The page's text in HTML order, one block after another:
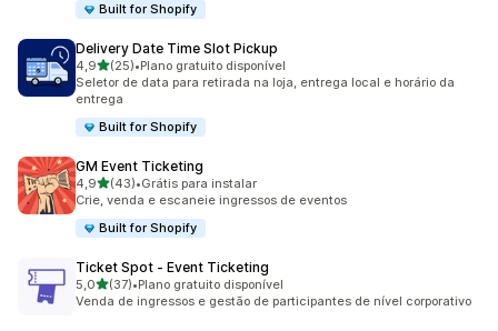
Built for Shopify
Delivery Date Time Slot Pickup
4,9de 5 estrelas
(25)
25 avaliações ao todo
•Plano gratuito disponível
Seletor de data para retirada na loja, entrega local e horário da
entrega
Built for Shopify
GM Event Ticketing
4,9de 5 estrelas
(43)
43 avaliações ao todo
•Grátis para instalar
Crie, venda e escaneie ingressos de eventos
Built for Shopify
Ticket Spot ‑ Event Ticketing
5,0de 5 estrelas
(37)
37 avaliações ao todo
•Plano gratuito disponível
Venda de ingressos e gestão de participantes de nível corporativo